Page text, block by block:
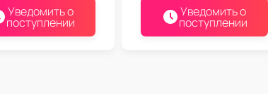
Уведомить о
поступлении
Уведомить о
поступлении